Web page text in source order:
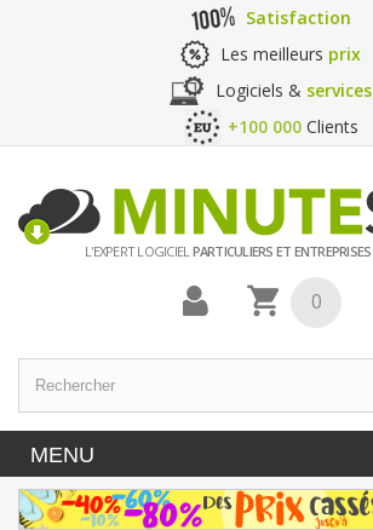
Satisfaction
Les meilleurs prix
Logiciels & services
+100 000 Clients
L'EXPERT LOGICIELPARTICULIERS ET ENTREPRISES
0
MENU